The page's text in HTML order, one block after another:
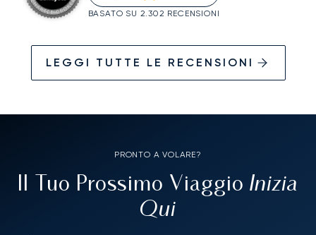
BASATO SU 2.302 RECENSIONI
LEGGI TUTTE LE RECENSIONI
PRONTO A VOLARE?
Il Tuo Prossimo Viaggio Inizia
Qui